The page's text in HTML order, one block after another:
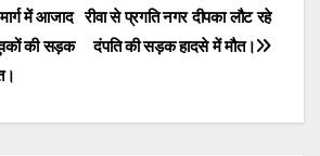
रीवा से प्रगति नगर दीपका लौट रहे
दंपति की सड़क हादसे में मौत।
में आजाद
की सड़क